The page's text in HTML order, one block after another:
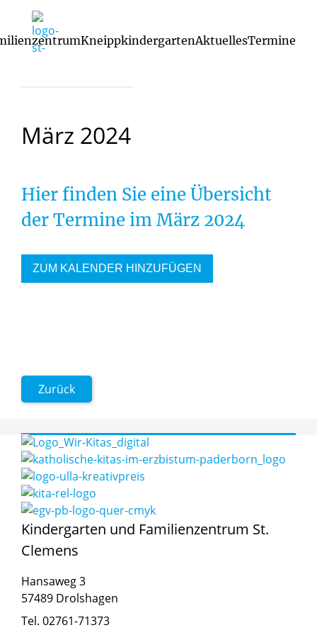
KneippkindergartenAktuellesTermine
März 2024
Hier finden Sie eine Übersicht
der Termine im März 2024
ZUM KALENDER HINZUFÜGEN
Zurück
Kindergarten und Familienzentrum St.
Clemens
Hansaweg 3
57489 Drolshagen
Tel. 02761-71373